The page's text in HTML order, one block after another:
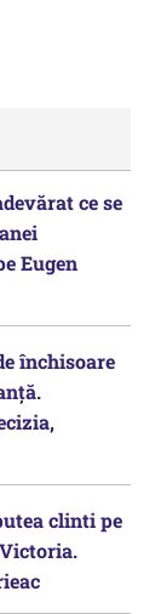
ce se
Eugen
închisoare
clinti pe